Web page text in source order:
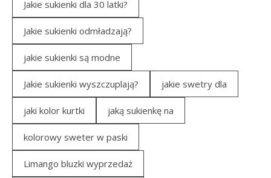
Jakie sukienki dla 30 latki?
Jakie sukienki odmładzają?
jakie sukienki są modne
Jakie sukienki wyszczuplają? jakie swetry dla
jaki kolor kurtki jaką sukienkę na
kolorowy sweter w paski
Limango bluzki wyprzedaż